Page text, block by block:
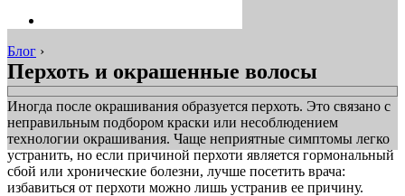
Блог ›
Перхоть и окрашенные волосы
Иногда после окрашивания образуется перхоть. Это связано с
неправильным подбором краски или несоблюдением
технологии окрашивания. Чаще неприятные симптомы легко
устранить, но если причиной перхоти является гормональный
сбой или хронические болезни, лучше посетить врача:
избавиться от перхоти можно лишь устранив ее причину.